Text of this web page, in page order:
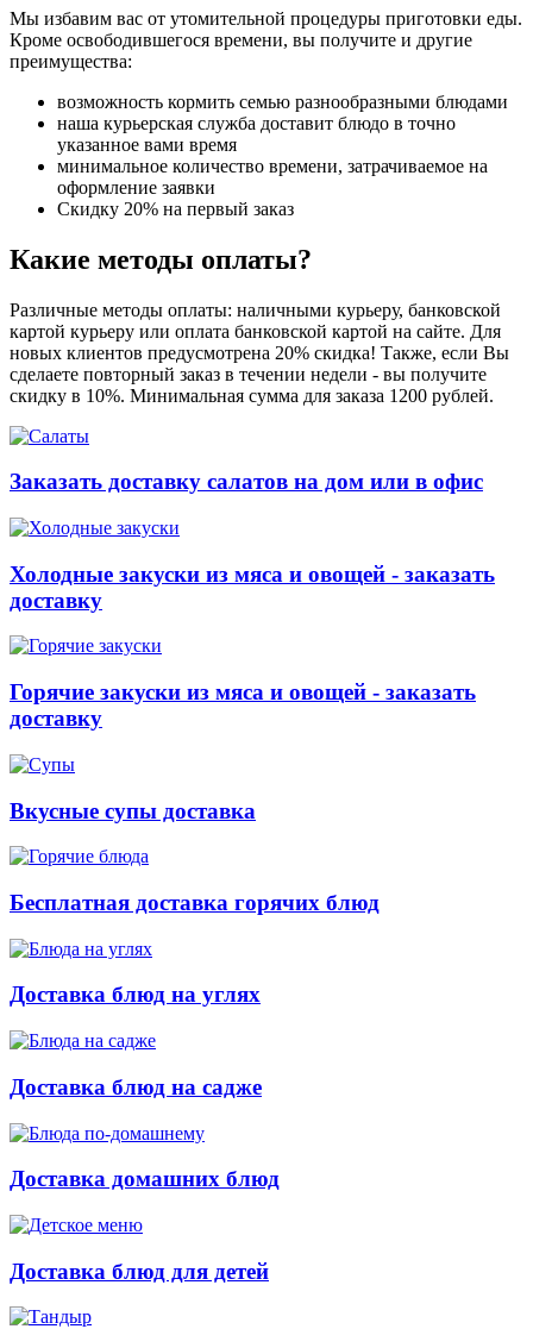
Мы избавим вас от утомительной процедуры приготовки еды.
Кроме освободившегося времени, вы получите и другие
преимущества:
возможность кормить семью разнообразными блюдами
наша курьерская служба доставит блюдо в точно
указанное вами время
минимальное количество времени, затрачиваемое на
оформление заявки
Скидку 20% на первый заказ
Какие методы оплаты?
Различные методы оплаты: наличными курьеру, банковской
картой курьеру или оплата банковской картой на сайте. Для
новых клиентов предусмотрена 20% скидка! Также, если Вы
сделаете повторный заказ в течении недели - вы получите
скидку в 10%. Минимальная сумма для заказа 1200 рублей.
Заказать доставку салатов на дом или в офис
Холодные закуски из мяса и овощей - заказать
доставку
Горячие закуски из мяса и овощей - заказать
доставку
Вкусные супы доставка
Бесплатная доставка горячих блюд
Доставка блюд на углях
Доставка блюд на садже
Доставка домашних блюд
Доставка блюд для детей